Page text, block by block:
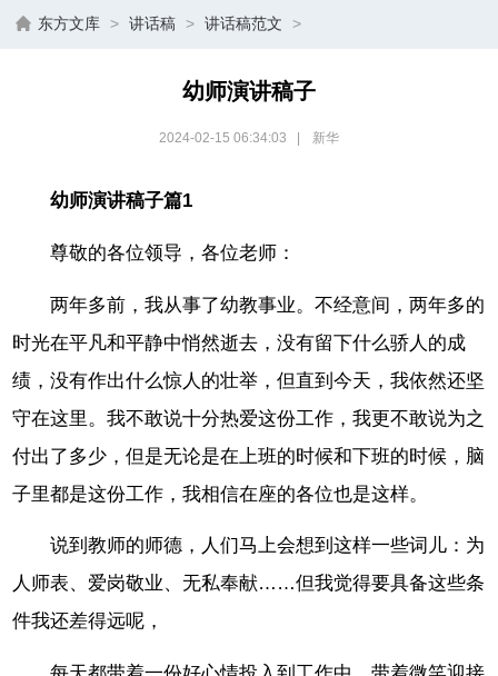
东方文库 > 讲话稿 > 讲话稿范文 >
幼师演讲稿子
2024-02-15 06:34:03 新华
幼师演讲稿子篇1
尊敬的各位领导，各位老师：
两年多前，我从事了幼教事业。不经意间，两年多的
时光在平凡和平静中悄然逝去，没有留下什么骄人的成
绩，没有作出什么惊人的壮举，但直到今天，我依然还坚
守在这里。我不敢说十分热爱这份工作，我更不敢说为之
付出了多少，但是无论是在上班的时候和下班的时候，脑
子里都是这份工作，我相信在座的各位也是这样。
说到教师的师德，人们马上会想到这样一些词儿：为
人师表、爱岗敬业、无私奉献……但我觉得要具备这些条
件我还差得远呢，